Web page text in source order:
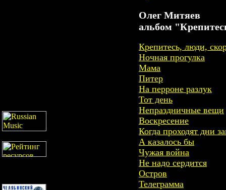
Олег Митяев
альбом
Крепитесь, люди,
Ночная прогулка
Мама
Питер
На перроне разлук
Тот день
Непраздничные вещи
Воскресение
Когда проходят дни
А казалось бы
Чужая война
Не надо сердится
Остров
Телеграмма